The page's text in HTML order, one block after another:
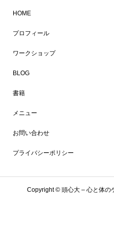
HOME
プロフィール
ワークショップ
BLOG
書籍
メニュー
お問い合わせ
プライバシーポリシー
Copyright © 頭心大 – 心と体の